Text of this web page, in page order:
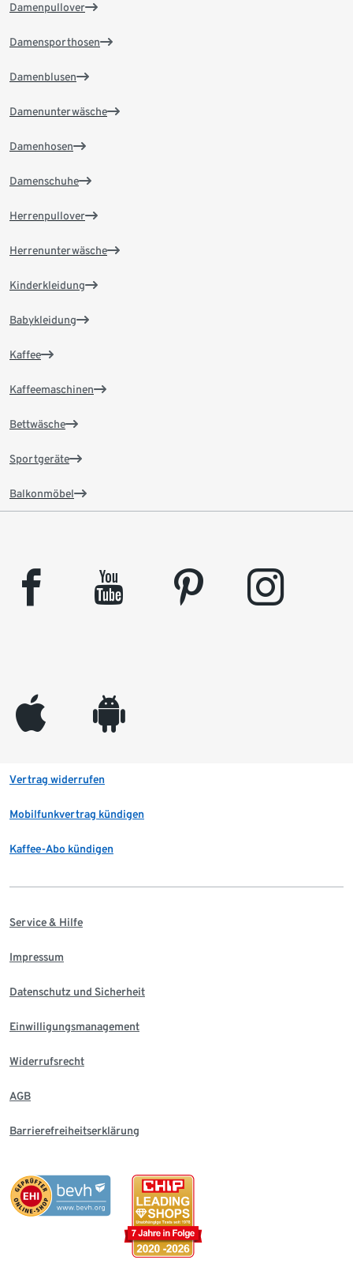
Damenpullover
Damensporthosen
Damenblusen
Damenunterwäsche
Damenhosen
Damenschuhe
Herrenpullover
Herrenunterwäsche
Kinderkleidung
Babykleidung
Kaffee
Kaffeemaschinen
Bettwäsche
Sportgeräte
Balkonmöbel
facebook youtube pinterest instagram
appleinc android
Vertrag widerrufen
Mobilfunkvertrag kündigen
Kaffee-Abo kündigen
Service & Hilfe
Impressum
Datenschutz und Sicherheit
Einwilligungsmanagement
Widerrufsrecht
AGB
Barrierefreiheitserklärung